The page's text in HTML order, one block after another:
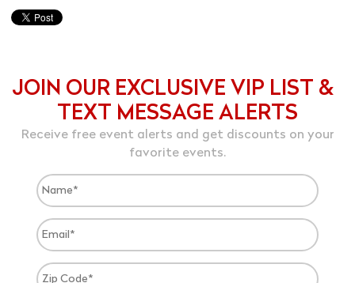
JOIN OUR EXCLUSIVE VIP LIST &
TEXT MESSAGE ALERTS
Receive free event alerts and get discounts on your
favorite events.